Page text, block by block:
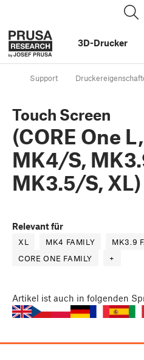
3D-Drucker
Support
Touch Screen
(CORE One
MK4/S,
MK3.5/S, XL)
Relevant für
XL MK4 FAMILY MK3.9
CORE ONE FAMILY
+
Artikel ist auch in folgenden